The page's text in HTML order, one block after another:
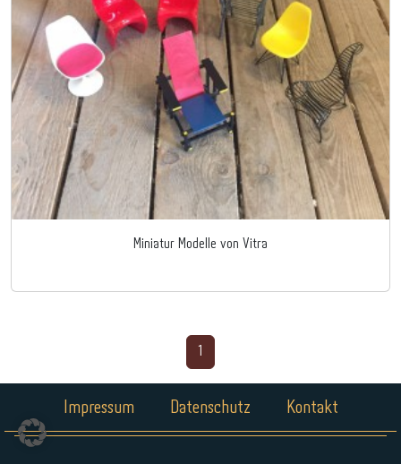
Miniatur Modelle von Vitra
Impressum Datenschutz Kontakt